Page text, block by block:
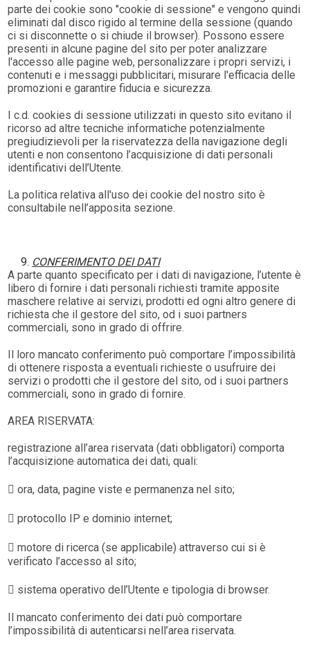
parte dei cookie sono "cookie di sessione" e vengono quindi
eliminati dal disco rigido al termine della sessione (quando
ci si disconnette o si chiude il browser). Possono essere
presenti in alcune pagine del sito per poter analizzare
l'accesso alle pagine web, personalizzare i propri servizi, i
contenuti e i messaggi pubblicitari, misurare l'efficacia delle
promozioni e garantire fiducia e sicurezza.
I c.d. cookies di sessione utilizzati in questo sito evitano il
ricorso ad altre tecniche informatiche potenzialmente
pregiudizievoli per la riservatezza della navigazione degli
utenti e non consentono l’acquisizione di dati personali
identificativi dell’Utente.
La politica relativa all'uso dei cookie del nostro sito è
consultabile nell’apposita sezione.
CONFERIMENTO DEI DATI
A parte quanto specificato per i dati di navigazione, l’utente è
libero di fornire i dati personali richiesti tramite apposite
maschere relative ai servizi, prodotti ed ogni altro genere di
richiesta che il gestore del sito, od i suoi partners
commerciali, sono in grado di offrire.
Il loro mancato conferimento può comportare l’impossibilità
di ottenere risposta a eventuali richieste o usufruire dei
servizi o prodotti che il gestore del sito, od i suoi partners
commerciali, sono in grado di fornire.
AREA RISERVATA:
registrazione all’area riservata (dati obbligatori) comporta
l’acquisizione automatica dei dati, quali:
 ora, data, pagine viste e permanenza nel sito;
 protocollo IP e dominio internet;
 motore di ricerca (se applicabile) attraverso cui si è
verificato l’accesso al sito;
 sistema operativo dell’Utente e tipologia di browser.
Il mancato conferimento dei dati può comportare
l’impossibilità di autenticarsi nell’area riservata.